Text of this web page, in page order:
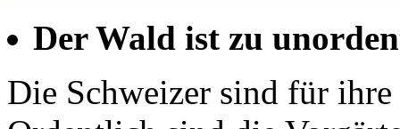
Der Wald ist zu
Die Schweizer sind für